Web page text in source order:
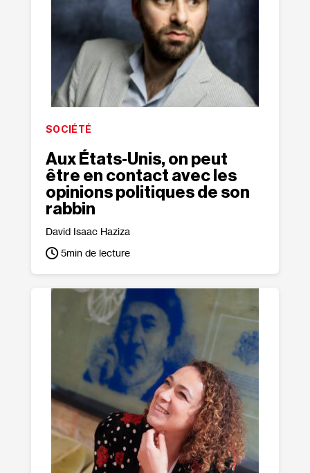
SOCIÉTÉ
Aux États‐​Unis, on peut
être en contact avec les
opinions politiques de son
rabbin
David Isaac Haziza
5min de lecture